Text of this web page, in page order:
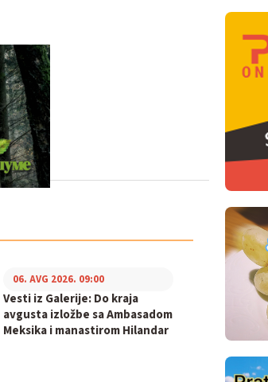
Vesti iz Galerije: Do kraja
avgusta izložbe sa Ambasadom
Meksika i manastirom Hilandar
06. AVG 2026. 09:00